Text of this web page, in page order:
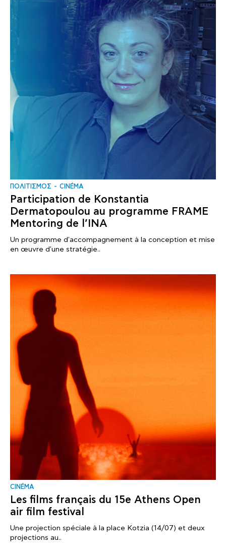
ΠΟΛΙΤΙΣΜΟΣ CINÉMA
Participation de Konstantia
Dermatopoulou au programme FRAME
Mentoring de l’INA
Un programme d'accompagnement à la conception et mise
en œuvre d'une stratégie..
CINÉMA
Les films français du 15e Athens Open
air film festival
Une projection spéciale à la place Kotzia (14/07) et deux
projections au..